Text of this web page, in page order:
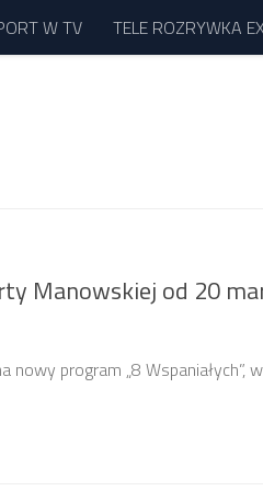
W TV TELE ROZRYWKA
Manowskiej od 20
program „8 Wspaniałych”,